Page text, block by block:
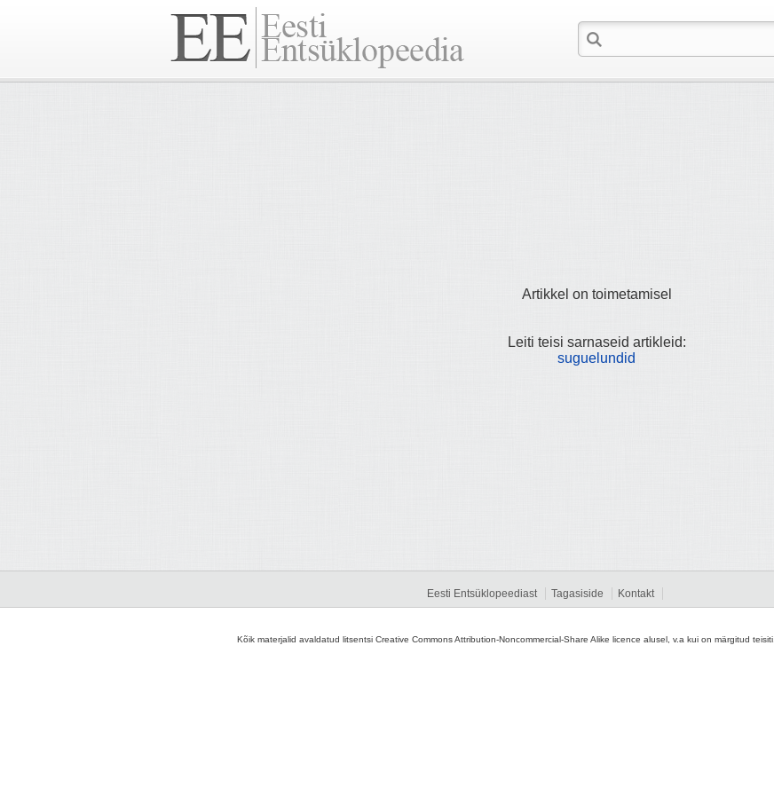
Artikkel on toimetamisel
Leiti teisi sarnaseid artikleid:
suguelundid
Eesti Entsüklopeediast Tagasiside Kontakt
Kõik materjalid avaldatud litsentsi Creative Commons Attribution-Noncommercial-Share Alike licence alusel, v.a kui on märgitud teisiti.